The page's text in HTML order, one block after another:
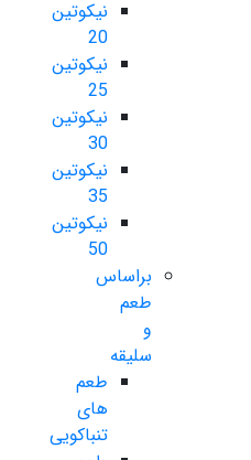
نیکوتین
20
نیکوتین
25
نیکوتین
30
نیکوتین
35
نیکوتین
50
براساس
طعم
و
سلیقه
طعم
های
تنباکویی